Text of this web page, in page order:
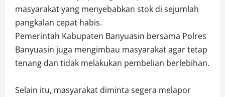
masyarakat yang menyebabkan stok di sejumlah
pangkalan cepat habis.
‎Pemerintah Kabupaten Banyuasin bersama Polres
Banyuasin juga mengimbau masyarakat agar tetap
tenang dan tidak melakukan pembelian berlebihan.
‎Selain itu, masyarakat diminta segera melapor